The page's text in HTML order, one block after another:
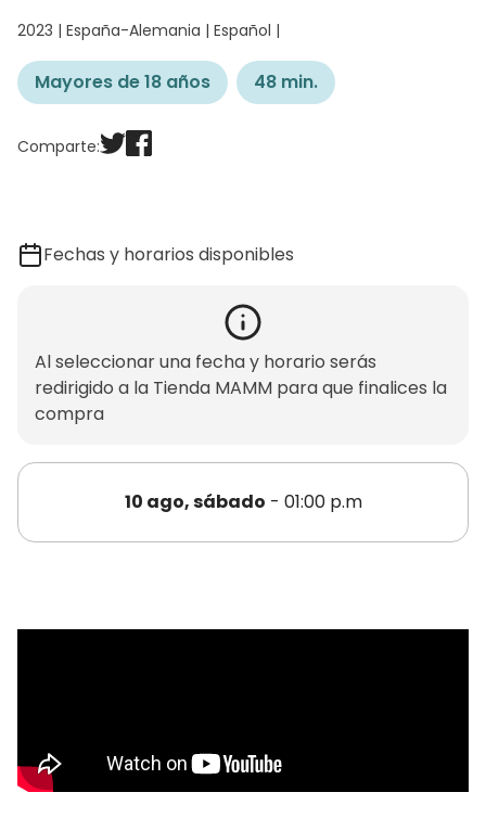
2023 | España-Alemania | Español |
Mayores de 18 años 48 min.
Comparte:
Fechas y horarios disponibles
Al seleccionar una fecha y horario serás
redirigido a la Tienda MAMM para que finalices la
compra
10 ago, sábado - 01:00 p.m